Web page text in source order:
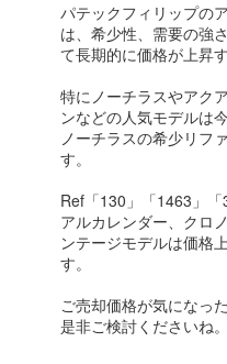
パテックフィリップの
は、希少性、需要の強
て長期的に価格が上昇
特にノーチラスやアク
ンなどの人気モデルは
ノーチラスの希少リフ
す。
Ref「130」「1463」
アルカレンダー、クロ
ンテージモデルは価格
す。
ご売却価格が気になっ
是非ご検討くださいね。